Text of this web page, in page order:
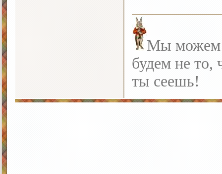
Мы можем
будем не то,
ты сеешь!